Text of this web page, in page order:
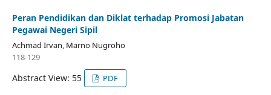
Peran Pendidikan dan Diklat terhadap Promosi Jabatan
Pegawai Negeri Sipil
Achmad Irvan, Marno Nugroho
118-129
Abstract View: 55 PDF